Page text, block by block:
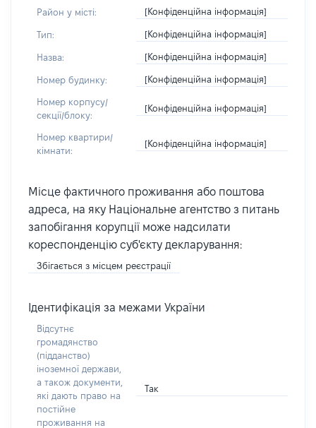
Район у місті: [Конфіденційна інформація]
Тип: [Конфіденційна інформація]
Назва: [Конфіденційна інформація]
Номер будинку: [Конфіденційна інформація]
Номер корпусу/
секції/блоку:
[Конфіденційна інформація]
Номер квартири/
кімнати:
[Конфіденційна інформація]
Місце фактичного проживання або поштова
адреса, на яку Національне агентство з питань
запобігання корупції може надсилати
кореспонденцію суб'єкту декларування:
Збігається з місцем реєстрації
Ідентифікація за межами України
Відсутнє
громадянство
(підданство)
іноземної держави,
а також документи,
які дають право на
постійне
проживання на
Так